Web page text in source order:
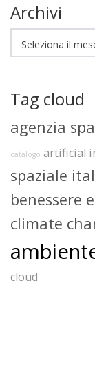
Archivi
Tag cloud
agenzia
catalogo artificial
spaziale
benessere
climate
cloud